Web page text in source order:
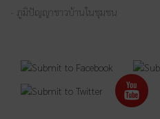
- ภูมิปัญญาชาวบ้านในชุมชน